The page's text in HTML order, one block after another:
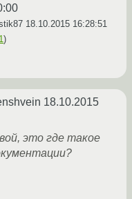
18.10.2015 16:28:51
)
18.10.2015
это где такое